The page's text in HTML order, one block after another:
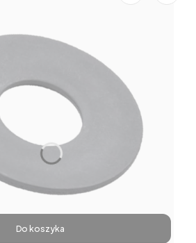
Do koszyka